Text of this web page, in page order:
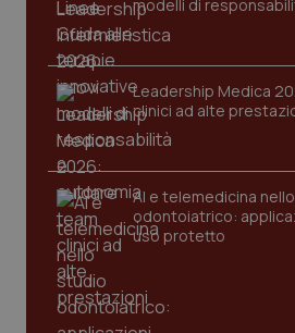
modelli di
Leadership Medica
clinici ad alte
AI e telemedicina
odontoiatrico:
uso protetto